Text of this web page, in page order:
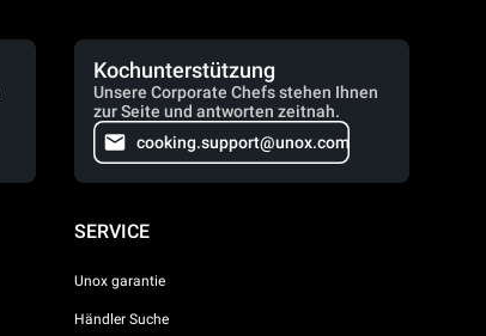
Kochunterstützung
Unsere Corporate Chefs stehen Ihnen
zur Seite und antworten zeitnah.
cooking.support@unox.com
SERVICE
Unox garantie
Händler Suche